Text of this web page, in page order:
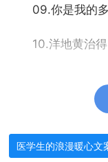
09.你是我的
10.洋地黄治
12.你永远在
的位置
医学生的浪漫暖心文